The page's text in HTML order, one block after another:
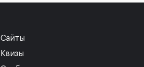
Сайты
Квизы